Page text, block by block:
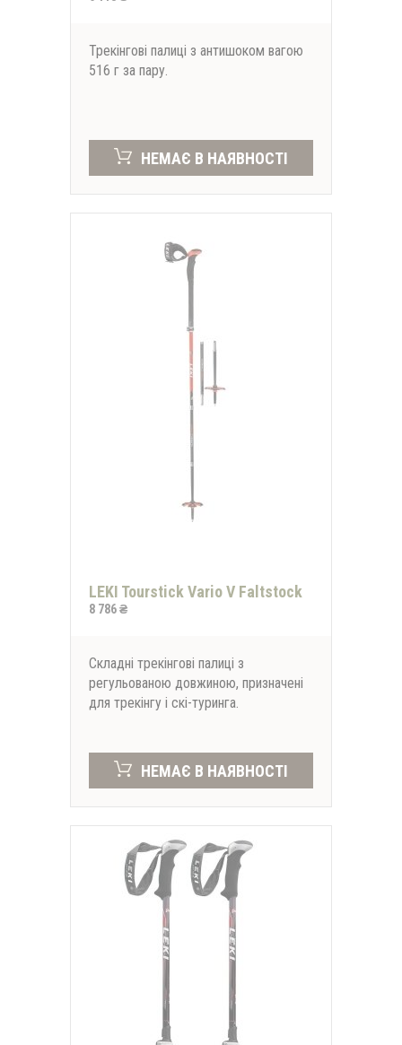
Трекінгові палиці з антишоком вагою
516 г за пару.
НЕМАЄ В НАЯВНОСТІ
LEKI Tourstick Vario V Faltstock
8 786 ₴
Складні трекінгові палиці з
регульованою довжиною, призначені
для трекінгу і скі-туринга.
НЕМАЄ В НАЯВНОСТІ